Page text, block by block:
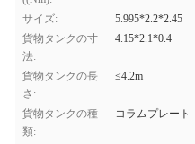
サイズ:
5.995*2.2*2.45
貨物タンクの寸
法:
4.15*2.1*0.4
貨物タンクの長
さ:
≤4.2m
貨物タンクの種
類:
コラムプレート